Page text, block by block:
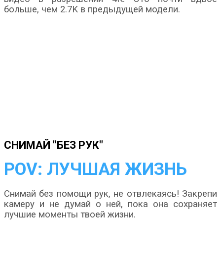
больше, чем 2.7K в предыдущей модели.
СНИМАЙ "БЕЗ РУК"
POV: ЛУЧШАЯ ЖИЗНЬ
Снимай без помощи рук, не отвлекаясь! Закрепи
камеру и не думай о ней, пока она сохраняет
лучшие моменты твоей жизни.